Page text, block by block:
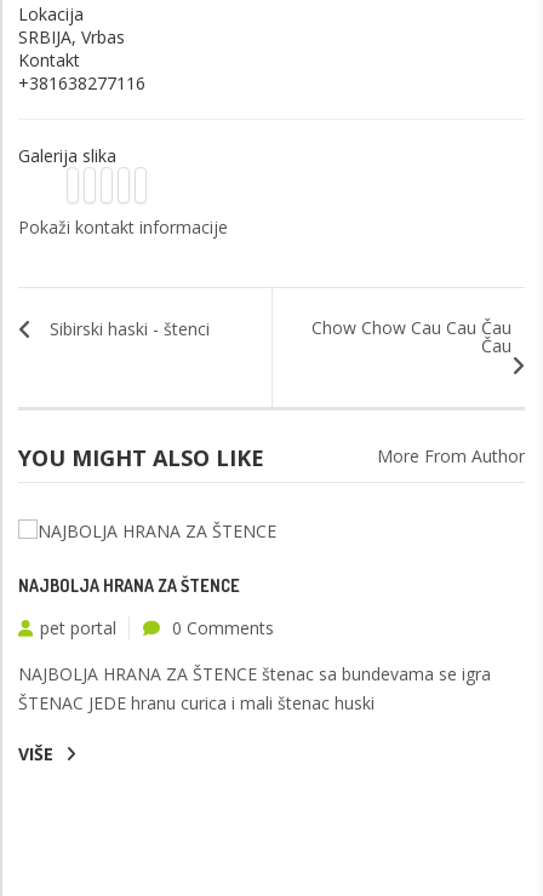
Lokacija
SRBIJA, Vrbas
Kontakt
+381638277116
Galerija slika
Pokaži kontakt informacije
Sibirski haski - štenci Chow Chow Cau Cau Čau
Čau
YOU MIGHT ALSO LIKE More From Author
NAJBOLJA HRANA ZA ŠTENCE
pet portal
0 Comments
NAJBOLJA HRANA ZA ŠTENCE štenac sa bundevama se igra
ŠTENAC JEDE hranu curica i mali štenac huski
VIŠE